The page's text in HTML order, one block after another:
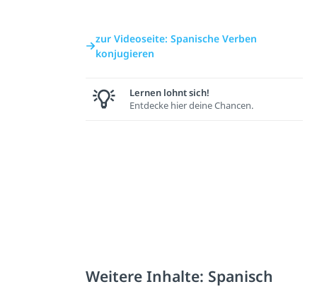
zur Videoseite: Spanische Verben
konjugieren
Lernen lohnt sich!
Entdecke hier deine Chancen.
Weitere Inhalte: Spanisch